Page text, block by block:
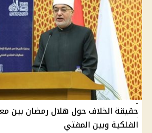
حقيقة الخلاف حول هلال رمضان بين
الفلكية وبين المفتي